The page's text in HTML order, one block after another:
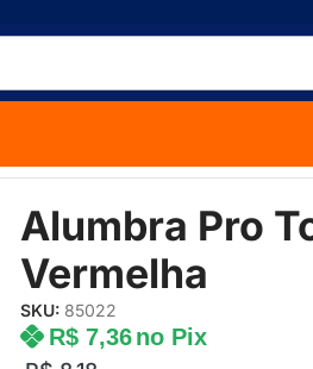
Alumbra Pro
Vermelha
SKU: 85022
R$7,36 no Pix